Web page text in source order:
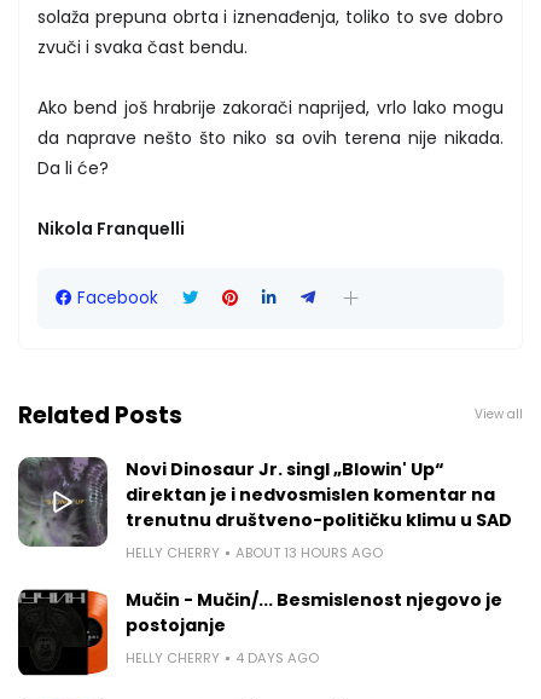
solaža prepuna obrta i iznenađenja, toliko to sve dobro
zvuči i svaka čast bendu.
Ako bend još hrabrije zakorači naprijed, vrlo lako mogu
da naprave nešto što niko sa ovih terena nije nikada.
Da li će?
Nikola Franquelli
Facebook
Related Posts View all
Novi Dinosaur Jr. singl „Blowin' Up“
direktan je i nedvosmislen komentar na
trenutnu društveno-političku klimu u SAD
HELLY CHERRY ABOUT 13 HOURS AGO
Mučin - Mučin/... Besmislenost njegovo je
postojanje
HELLY CHERRY 4 DAYS AGO